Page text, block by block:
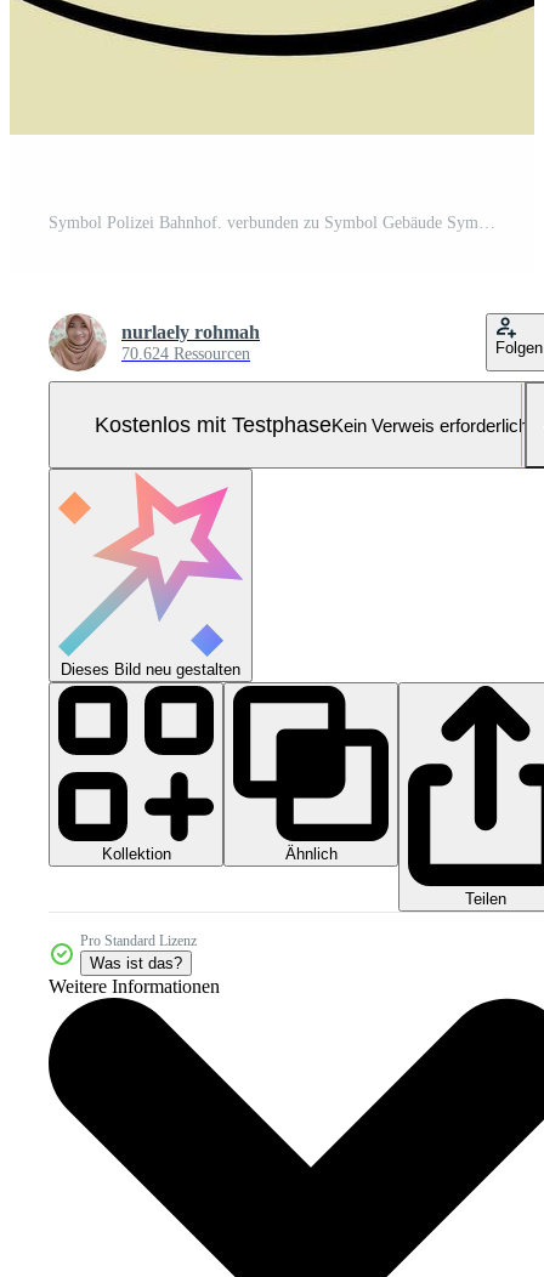
Symbol Polizei Bahnhof. verbunden zu Symbol Gebäude Symbol. Hand gezeichnet Stil. einfach Design editierbar. einfach Illustration Pro-Vektor und Pro-SVG
nurlaely rohmah
70.624 Ressourcen Folgen
Kostenlos mit TestphaseKein Verweis erforderlich
Dieses Bild neu gestalten
Kollektion Ähnlich
Teilen
Pro Standard Lizenz
Was ist das?
Weitere Informationen